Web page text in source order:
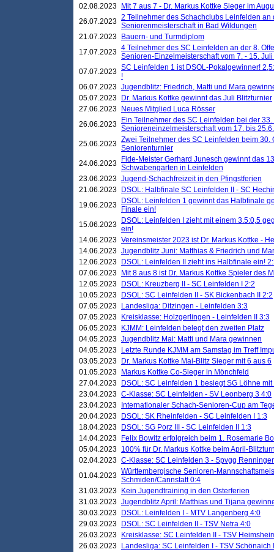
02.08.2023
Mit 7 aus 7 - Dr. Markus Kottke Sieger im
26.07.2023 2 Teilnehmer des Schachclubs Leinfelden an
Seniorenmeisterschaft in Bad Wildungen
21.07.2023
Bauern- und Turmdiplom
17.07.2023 4 Teilnehmer des SC Leinfelden an der 8.
Senioren-Einzelmeisterschaft vom 7. - 15.
07.07.2023 SC Leinfelden 1 ist DSOL-Pokalgewinner!
!
06.07.2023 Jugendblitz: Friedrich, Matti und Mara
05.07.2023
Dr. Markus Kottke gewinnt das Juli Blitzturnier
27.06.2023
Neues Mitglied Luca Rösser
26.06.2023
Ein Teilnehmer des SC Leinfelden bei der
Senioreneinzelmeisterschaft vom 17. bis
25.06.2023 Zwei Teilnehmer des SC Leinfelden beim
Seniorenturnier
24.06.2023
Fide-Meister Gerhard Junesch gewinnt das
Schwabengarten in Leinfelden
23.06.2023 Jugend-Schachfreizeit in den Pfingstferien
21.06.2023
DSOL: Halbfinale SC Leinfelden II - SC
19.06.2023
DSOL: Leinfelden 1 gewinnt das Halbfinale
Finale ein!
15.06.2023
DSOL: Leinfelden I zieht mit einem 3.5:0,5
ein!
14.06.2023 Vereinsmeister 2023 ist Dr. Markus Kottke -
14.06.2023 Jugendblitz Juni: Matthias & Friedrich und
12.06.2023
DSOL: Leinfelden II zieht ins Halbfinale ein!
07.06.2023
Mit 8 aus 8 ist Dr. Markus Kottke Spieler des
12.05.2023
DSOL: Kreuzberg II - SC Leinfelden I 2:2
10.05.2023
DSOL: SC Leinfelden II - SK Bickenbach II 2:2
07.05.2023
Landesliga: Ditzingen - Leinfelden 3:3
07.05.2023
Kreisklasse: Holzgerlingen - Leinfelden II 3:3
06.05.2023
KJMM: Leinfelden belegt den zweiten Platz
04.05.2023 Jugendblitz Mai: Matti und Mara gewinnen
04.05.2023
Letzte Runde KJMM am Samstag im Treff
03.05.2023
Dr. Markus Kottke Mai-Blitz Sieger mit 6 aus 6
01.05.2023
Markus Kottke Co-Sieger in Mönchfeld
27.04.2023
DSOL: SC Leinfelden 1 besiegt SG Löhne mit
23.04.2023 C-Klasse: SC Leinfelden - SV Leonberg 3 4:0
23.04.2023
Internationaler Schach-Senioren-Cup am
20.04.2023
DSOL: SK Rheinfelden - SC Leinfelden I 1:3
18.04.2023
DSOL: SG Porz III - SC Leinfelden II 1:3
14.04.2023
Felix Bowitz erfolgreich beim 1. Rosemarie
05.04.2023 100% für Dr. Markus Kottke beim April-
02.04.2023 C-Klasse: SC Leinfelden 3 - Spvgg
01.04.2023 Württembergische Senioren-
Schmiden/Cannstatt 0:4
31.03.2023
Kein Jugendtraining in den Osterferien
31.03.2023 Jugendblitz April: Matthias und Tijana
30.03.2023
DSOL: Leinfelden I - MTV Langenberg 4:0
29.03.2023
DSOL: SC Leinfelden II - TSV Netra 4:0
26.03.2023
Kreisklasse: SC Leinfelden II - TSV
26.03.2023
Landesliga: SC Leinfelden I - TSV Schönaich